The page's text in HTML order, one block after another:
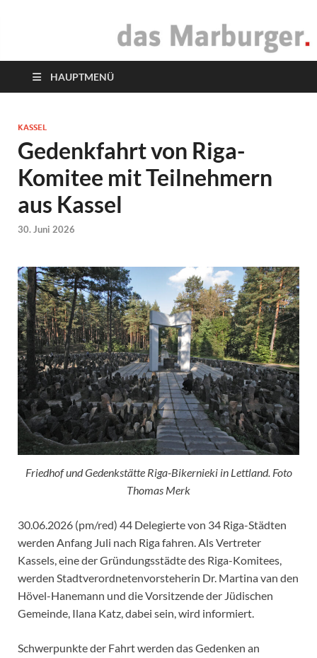
das Marburger.
HAUPTMENÜ
KASSEL
Gedenkfahrt von Riga-
Komitee mit Teilnehmern
aus Kassel
30. Juni 2026
Friedhof und Gedenkstätte Riga-Bikernieki in Lettland. Foto
Thomas Merk
30.06.2026 (pm/red) 44 Delegierte von 34 Riga-Städten
werden Anfang Juli nach Riga fahren. Als Vertreter
Kassels, eine der Gründungsstädte des Riga-Komitees,
werden Stadtverordnetenvorsteherin Dr. Martina van den
Hövel-Hanemann und die Vorsitzende der Jüdischen
Gemeinde, Ilana Katz, dabei sein, wird informiert.
Schwerpunkte der Fahrt werden das Gedenken an